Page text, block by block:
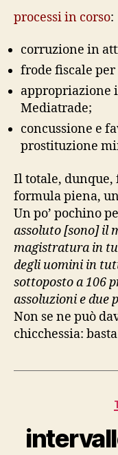
processi in corso:
corruzione in
frode fiscale
appropriazione
Mediatrade;
concussione e
prostituzione
Il totale, dunque,
formula piena,
Un po’ pochino
assoluto [sono] il
magistratura in
degli uomini in
sottoposto a 106
assoluzioni e due
Non se ne può
chicchessia: